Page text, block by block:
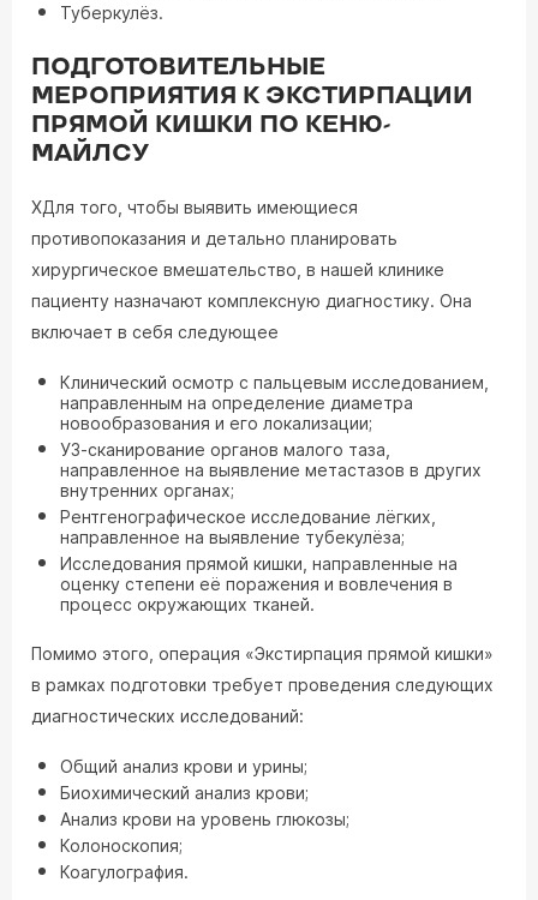
Туберкулёз.
ПОДГОТОВИТЕЛЬНЫЕ
МЕРОПРИЯТИЯ К ЭКСТИРПАЦИИ
ПРЯМОЙ КИШКИ ПО КЕНЮ-
МАЙЛСУ
ХДля того, чтобы выявить имеющиеся
противопоказания и детально планировать
хирургическое вмешательство, в нашей клинике
пациенту назначают комплексную диагностику. Она
включает в себя следующее
Клинический осмотр с пальцевым исследованием,
направленным на определение диаметра
новообразования и его локализации;
УЗ-сканирование органов малого таза,
направленное на выявление метастазов в других
внутренних органах;
Рентгенографическое исследование лёгких,
направленное на выявление тубекулёза;
Исследования прямой кишки, направленные на
оценку степени её поражения и вовлечения в
процесс окружающих тканей.
Помимо этого, операция «Экстирпация прямой кишки»
в рамках подготовки требует проведения следующих
диагностических исследований:
Общий анализ крови и урины;
Биохимический анализ крови;
Анализ крови на уровень глюкозы;
Колоноскопия;
Коагулография.